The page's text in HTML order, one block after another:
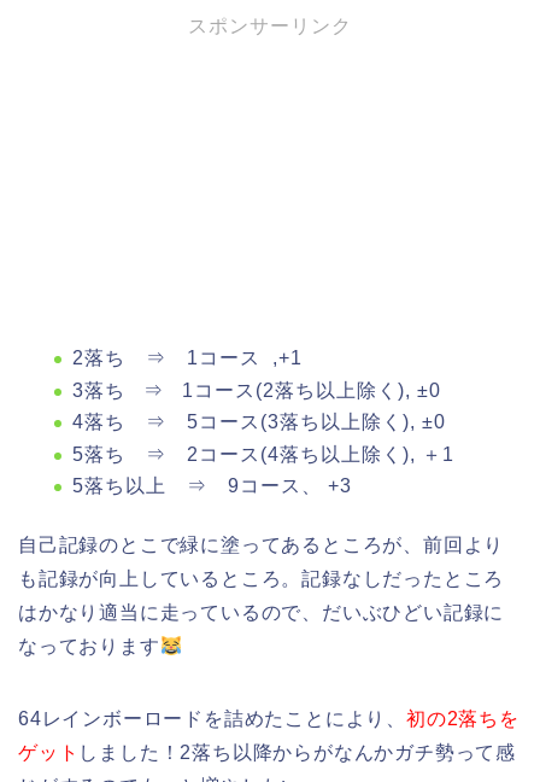
スポンサーリンク
2落ち ⇒ 1コース ,+1
3落ち ⇒ 1コース(2落ち以上除く), ±0
4落ち ⇒ 5コース(3落ち以上除く), ±0
5落ち ⇒ 2コース(4落ち以上除く), ＋1
5落ち以上 ⇒ 9コース、 +3
自己記録のとこで緑に塗ってあるところが、前回より
も記録が向上しているところ。記録なしだったところ
はかなり適当に走っているので、だいぶひどい記録に
なっております
64レインボーロードを詰めたことにより、初の2落ちを
ゲット しました！2落ち以降からがなんかガチ勢って感